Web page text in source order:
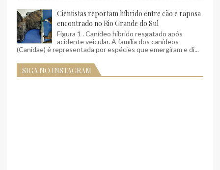
Cientistas reportam híbrido entre cão e raposa
encontrado no Rio Grande do Sul
Figura 1 . Canídeo híbrido resgatado após
acidente veicular. A família dos canídeos
(Canidae) é representada por espécies que emergiram e di...
SIGA NO INSTAGRAM